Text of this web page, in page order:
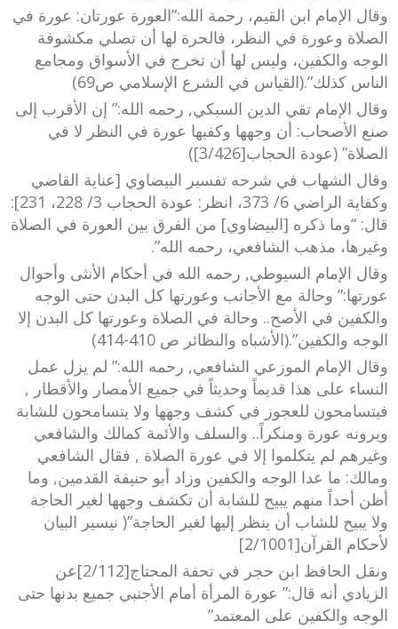
وقال الإمام ابن القيم، رحمة الله:”العورة عورتان: عورة في
الصلاة وعورة في النظر، فالحرة لها أن تصلي مكشوفة
الوجه والكفين، وليس لها أن تخرج في الأسواق ومجامع
الناس كذلك”.(القياس في الشرع الإسلامي ص69)
وقال الإمام تقي الدين السبكي, رحمه الله:” إن الأقرب إلى
صنع الأصحاب: أن وجهها وكفيها عورة في النظر لا في
الصلاة” (عودة الحجاب[3/426])
وقال الشهاب في شرحه تفسير البيضاوي [عناية القاضي
وكفاية الراضي 6/ 373، انظر: عودة الحجاب 3/ 228، 231]:
قال: “وما ذكره [البيضاوي] من الفرق بين العورة في الصلاة
وغيرها، مذهب الشافعي، رحمه الله”.
وقال الإمام السيوطي, رحمه الله في أحكام الأنثى وأحوال
عورتها:” وحالة مع الأجانب وعورتها كل البدن حتى الوجه
والكفين في الأصح.. وحالة في الصلاة وعورتها كل البدن إلا
الوجه والكفين”.(الأشباه والنظائر ص 410-414)
وقال الإمام الموزعي الشافعي, رحمه الله:” لم يزل عمل
النساء على هذا قديماً وحديثاً في جميع الأمصار والأقطار ,
فيتسامحون للعجوز في كشف وجهها ولا يتسامحون للشابة
ويرونه عورة ومنكراً.. والسلف والأئمة كمالك والشافعي
وغيرهم لم يتكلموا إلا في عورة الصلاة , فقال الشافعي
ومالك: ما عدا الوجه والكفين وزاد أبو حنيفة القدمين, وما
أظن أحداً منهم يبيح للشابة أن تكشف وجهها لغير الحاجة
ولا يبيح للشاب أن ينظر إليها لغير الحاجة”( نيسير البيان
لأحكام القرآن[2/1001]
ونقل الحافظ ابن حجر في تحفة المحتاج[2/112]عن
الزيادي أنه قال:” عورة المرأة أمام الأجنبي جميع بدنها حتى
الوجه والكفين على المعتمد”